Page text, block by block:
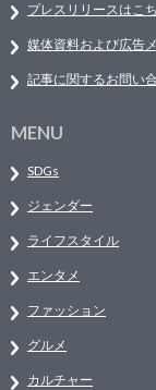
プレスリリースはこ
媒体資料および広告
記事に関するお問い
MENU
SDGs
ジェンダー
ライフスタイル
エンタメ
ファッション
グルメ
カルチャー